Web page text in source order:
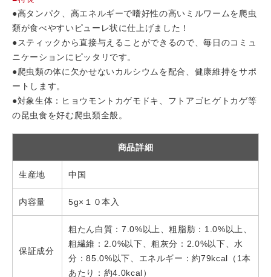
●高タンパク、高エネルギーで嗜好性の高いミルワームを爬虫
類が食べやすいピューレ状に仕上げました！
●スティックから直接与えることができるので、毎日のコミュ
ニケーションにピッタリです。
●爬虫類の体に欠かせないカルシウムを配合、健康維持をサポ
ートします。
●対象生体：ヒョウモントカゲモドキ、フトアゴヒゲトカゲ等
の昆虫食を好む爬虫類全般。
商品詳細
生産地 中国
内容量 5g×１０本入
保証成分
粗たん白質：7.0%以上、粗脂肪：1.0%以上、
粗繊維：2.0%以下、粗灰分：2.0%以下、水
分：85.0%以下、エネルギー：約79kcal（1本
あたり：約4.0kcal）